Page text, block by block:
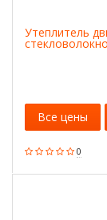
Утеплитель
стекловолокно
0
Все цены